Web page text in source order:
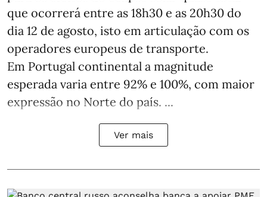
que ocorrerá entre as 18h30 e as 20h30 do
dia 12 de agosto, isto em articulação com os
operadores europeus de transporte.
Em Portugal continental a magnitude
esperada varia entre 92% e 100%, com maior
expressão no Norte do país. ...
Ver mais